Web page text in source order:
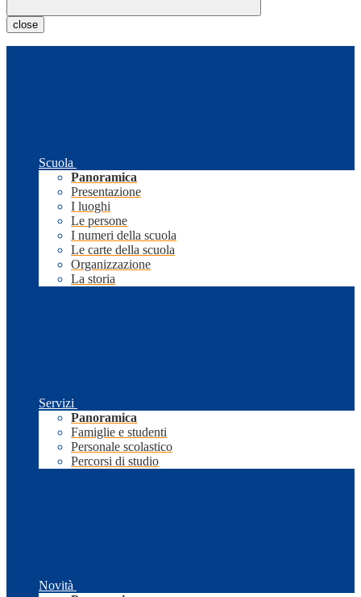
close
Scuola
Panoramica
Presentazione
I luoghi
Le persone
I numeri della scuola
Le carte della scuola
Organizzazione
La storia
Servizi
Panoramica
Famiglie e studenti
Personale scolastico
Percorsi di studio
Novità